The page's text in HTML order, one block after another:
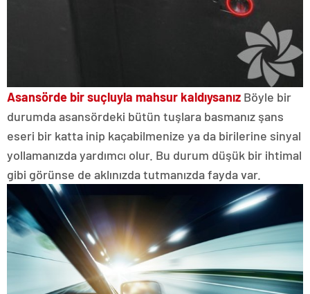
Asansörde bir suçluyla mahsur kaldıysanız Böyle bir
durumda asansördeki bütün tuşlara basmanız şans
eseri bir katta inip kaçabilmenize ya da birilerine sinyal
yollamanızda yardımcı olur. Bu durum düşük bir ihtimal
gibi görünse de aklınızda tutmanızda fayda var.